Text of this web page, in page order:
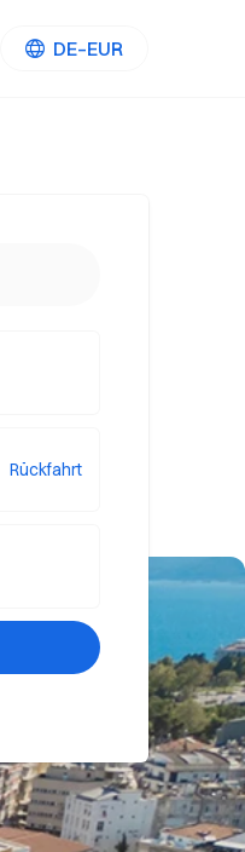
DE–EUR
Rückfahrt